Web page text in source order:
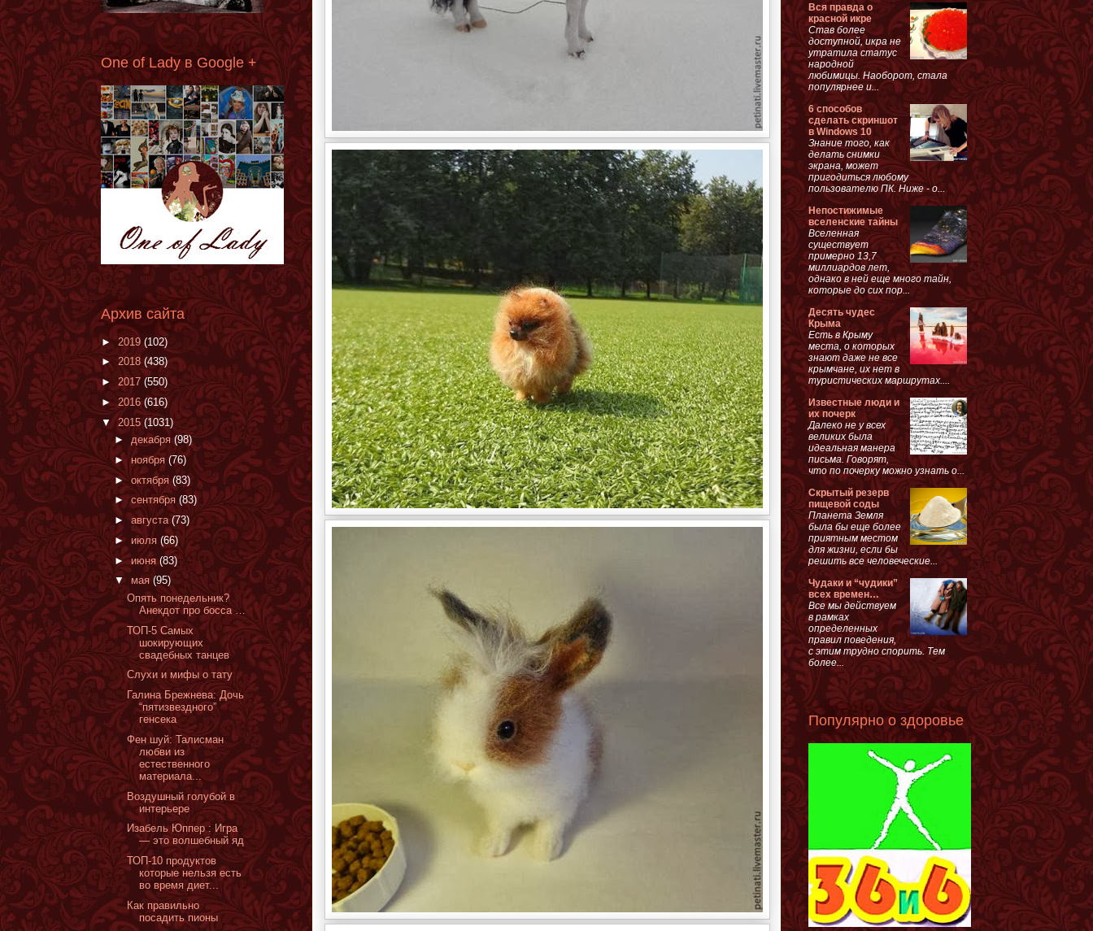
One of Lady в Google +
Архив сайта
►2019 (102)
► 2018 (438)
► 2017 (550)
► 2016(616)
▼ 2015 (1031)
► декабря (98)
►ноября (76)
► октября(83)
► сентября (83)
►августа (73)
► июля (66)
►июня(83)
▼ мая (95)
Опять понедельник?
Анекдот про босса …
ТОП-5 Самых
шокирующих
свадебных танцев
Слухи и мифы о тату
Галина Брежнева: Дочь
“пятизвездного”
генсека
Фен шуй: Талисман
любви из
естественного
материала...
Воздушный голубой в
интерьере
Изабель Юппер : Игра
— это волшебный яд
ТОП-10 продуктов
которые нельзя есть
во время диет...
Как правильно
посадить пионы
Вся правда о
красной икре
Став более
доступной, икра не
утратила статус
народной
любимицы. Наоборот, стала
популярнее и...
6 способов
сделать скриншот
в Windows 10
Знание того, как
делать снимки
экрана, может
пригодиться любому
пользователю ПК. Ниже - о...
Непостижимые
вселенские тайны
Вселенная
существует
примерно 13,7
миллиардов лет,
однако в ней еще много тайн,
которые до сих пор...
Десять чудес
Крыма
Есть в Крыму
места, о которых
знают даже не все
крымчане, их нет в
туристических маршрутах....
Известные люди и
их почерк
Далеко не у всех
великих была
идеальная манера
письма. Говорят,
что по почерку можно узнать о...
Скрытый резерв
пищевой соды
Планета Земля
была бы еще более
приятным местом
для жизни, если бы
решить все человеческие...
Чудаки и “чудики”
всех времен…
Все мы действуем
в рамках
определенных
правил поведения,
с этим трудно спорить. Тем
более...
Популярно о здоровье